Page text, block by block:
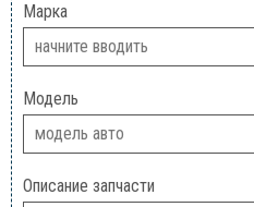
Марка
Модель
Описание запчасти